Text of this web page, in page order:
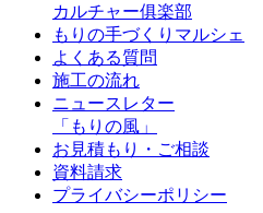
カルチャー俱楽部
もりの手づくりマルシェ
よくある質問
施工の流れ
ニュースレター
「もりの風」
お見積もり・ご相談
資料請求
プライバシーポリシー